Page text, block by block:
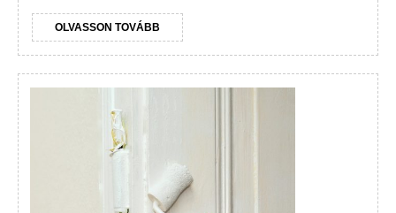
OLVASSON TOVÁBB OLVASSON
TOVÁBB